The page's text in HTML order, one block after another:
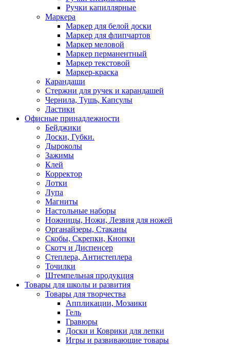
Ручки капиллярные
Маркера
Маркер для белой доски
Маркер для флипчартов
Маркер меловой
Маркер перманентный
Маркер текстовой
Маркер-краска
Карандаши
Стержни для ручек и карандашей
Чернила, Тушь, Капсулы
Ластики
Офисные принадлежности
Бейджики
Доски, Губки.
Дыроколы
Зажимы
Клей
Корректор
Лотки
Лупа
Магниты
Настольные наборы
Ножницы, Ножи, Лезвия для ножей
Органайзеры, Стаканы
Скобы, Скрепки, Кнопки
Скотч и Диспенсер
Степлера, Антистеплера
Точилки
Штемпельная продукция
Товары для школы и развития
Товары для творчества
Аппликации, Мозаики
Гель
Гравюры
Доски и Коврики для лепки
Игры и развивающие товары